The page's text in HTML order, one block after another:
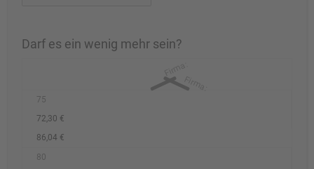
Darf es ein wenig mehr sein?
75
72,30 €
86,04 €
80